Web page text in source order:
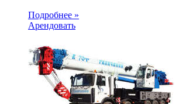
Подробнее »
Арендовать